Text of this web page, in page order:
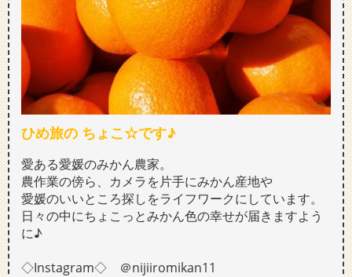
ひめ旅の ちょこ☆です♪
愛ある愛媛のみかん農家。
農作業の傍ら、カメラを片手にみかん産地や
愛媛のいいところ探しをライフワークにしています。
日々の中にちょこっとみかん色の幸せが届きますよう
に♪
◇Instagram◇ ＠nijiiromikan11